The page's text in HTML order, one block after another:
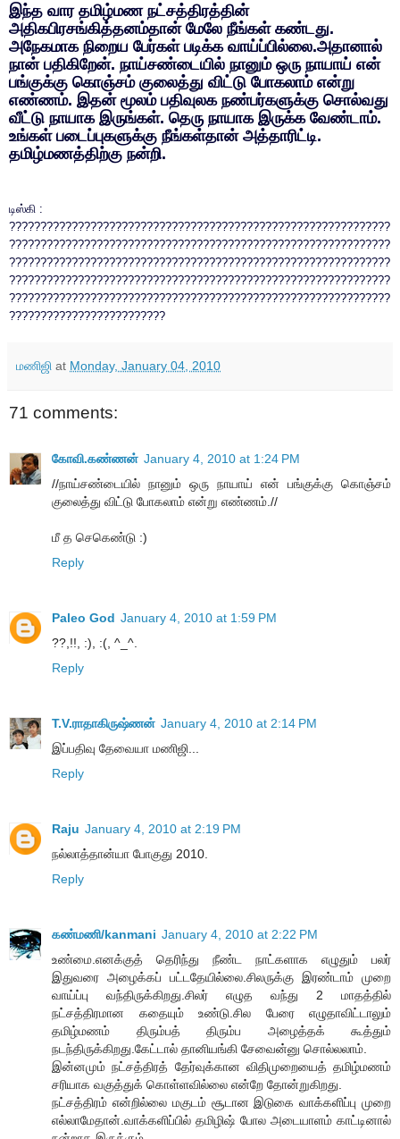
இந்த வார தமிழ்மண நட்சத்திரத்தின்
அதிகபிரசங்கித்தனம்தான் மேலே நீங்கள் கண்டது.
அநேகமாக நிறைய பேர்கள் படிக்க வாய்ப்பில்லை.அதானால்
நான் பதிகிறேன். நாய்சண்டையில் நானும் ஒரு நாயாய் என்
பங்குக்கு கொஞ்சம் குலைத்து விட்டு போகலாம் என்று
எண்ணம். இதன் மூலம் பதிவுலக நண்பர்களுக்கு சொல்வது
வீட்டு நாயாக இருங்கள். தெரு நாயாக இருக்க வேண்டாம்.
உங்கள் படைப்புகளுக்கு நீங்கள்தான் அத்தாரிட்டி.
தமிழ்மணத்திற்கு நன்றி.
டிஸ்கி :
?????????????????????????????????????????????????????????????
?????????????????????????????????????????????????????????????
?????????????????????????????????????????????????????????????
?????????????????????????????????????????????????????????????
?????????????????????????????????????????????????????????????
?????????????????????????
மணிஜி at Monday, January 04, 2010
71 comments:
கோவி.கண்ணன் January 4, 2010 at 1:24 PM
//நாய்சண்டையில் நானும் ஒரு நாயாய் என் பங்குக்கு கொஞ்சம்
குலைத்து விட்டு போகலாம் என்று எண்ணம்.//
மீ த செகெண்டு :)
Reply
Paleo God January 4, 2010 at 1:59 PM
??,!!, :), :(, ^_^.
Reply
T.V.ராதாகிருஷ்ணன் January 4, 2010 at 2:14 PM
இப்பதிவு தேவையா மணிஜி...
Reply
Raju January 4, 2010 at 2:19 PM
நல்லாத்தான்யா போகுது 2010.
Reply
கண்மணி/kanmani January 4, 2010 at 2:22 PM
உண்மை.எனக்குத் தெரிந்து நீண்ட நாட்களாக எழுதும் பலர்
இதுவரை அழைக்கப் பட்டதேயில்லை.சிலருக்கு இரண்டாம் முறை
வாய்ப்பு வந்திருக்கிறது.சிலர் எழுத வந்து 2 மாதத்தில்
நட்சத்திரமான கதையும் உண்டு.சில பேரை எழுதாவிட்டாலும்
தமிழ்மணம் திரும்பத் திரும்ப அழைத்தக் கூத்தும்
நடந்திருக்கிறது.கேட்டால் தானியங்கி சேவைன்னு சொல்லலாம்.
இன்னமும் நட்சத்திரத் தேர்வுக்கான விதிமுறையைத் தமிழ்மணம்
சரியாக வகுத்துக் கொள்ளவில்லை என்றே தோன்றுகிறது.
நட்சத்திரம் என்றில்லை மகுடம் சூடான இடுகை வாக்களிப்பு முறை
எல்லாமேதான்.வாக்களிப்பில் தமிழிஷ் போல அடையாளம் காட்டினால்